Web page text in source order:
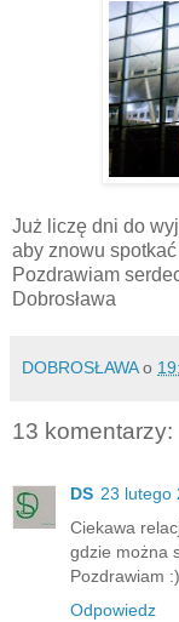
Już liczę dni do
aby znowu
Pozdrawiam
Dobrosława
DOBROSŁAWA o
13 komentarzy:
DS 23 lutego
Ciekawa
gdzie można
Pozdrawiam :)
Odpowiedz